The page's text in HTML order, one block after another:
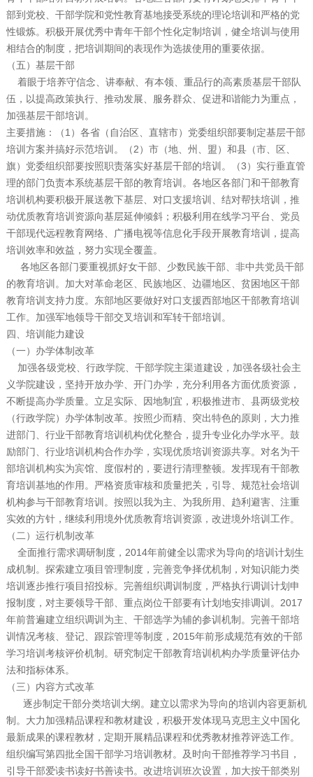
部到党校、干部学院和党性教育基地接受系统的理论培训和严格的党
性锻炼。积极开展优秀中青年干部个性化定制培训，健全培训与使用
相结合的制度，把培训期间的表现作为选拔使用的重要依据。
（五）基层干部
着眼于培养守信念、讲奉献、有本领、重品行的高素质基层干部队
伍，以提高政策执行、推动发展、服务群众、促进和谐能力为重点，
加强基层干部培训。
主要措施：（1）各省（自治区、直辖市）党委组织部要制定基层干部
培训方案并搞好示范培训。（2）市（地、州、盟）和县（市、区、
旗）党委组织部要按照职责落实好基层干部的培训。（3）实行垂直管
理的部门负责本系统基层干部的教育培训。各地区各部门和干部教育
培训机构要积极开展送教下基层、对口支援培训、结对帮扶培训，推
动优质教育培训资源向基层延伸倾斜；积极利用在线学习平台、党员
干部现代远程教育网络、广播电视等信息化手段开展教育培训，提高
培训效率和效益，努力实现全覆盖。
各地区各部门要重视抓好女干部、少数民族干部、非中共党员干部
的教育培训。加大对革命老区、民族地区、边疆地区、贫困地区干部
教育培训支持力度。东部地区要做好对口支援西部地区干部教育培训
工作。加强军地领导干部交叉培训和军转干部培训。
四、培训能力建设
（一）办学体制改革
加强各级党校、行政学院、干部学院主渠道建设，加强各级社会主
义学院建设，坚持开放办学、开门办学，充分利用各方面优质资源，
不断提高办学质量。立足实际、因地制宜，积极推进市、县两级党校
（行政学院）办学体制改革。按照少而精、突出特色的原则，大力推
进部门、行业干部教育培训机构优化整合，提升专业化办学水平。鼓
励部门、行业培训机构合作办学，实现优质培训资源共享。对名为干
部培训机构实为宾馆、度假村的，要进行清理整顿。发挥现有干部教
育培训基地的作用。严格资质审核和质量把关，引导、规范社会培训
机构参与干部教育培训。按照以我为主、为我所用、趋利避害、注重
实效的方针，继续利用境外优质教育培训资源，改进境外培训工作。
（二）运行机制改革
全面推行需求调研制度，2014年前健全以需求为导向的培训计划生
成机制。探索建立项目管理制度，完善竞争择优机制，对知识能力类
培训逐步推行项目招投标。完善组织调训制度，严格执行调训计划申
报制度，对主要领导干部、重点岗位干部要有计划地安排调训。2017
年前普遍建立组织调训为主、干部选学为辅的参训机制。完善干部培
训情况考核、登记、跟踪管理等制度，2015年前形成规范有效的干部
学习培训考核评价机制。研究制定干部教育培训机构办学质量评估办
法和指标体系。
（三）内容方式改革
逐步制定干部分类培训大纲。建立以需求为导向的培训内容更新机
制。大力加强精品课程和教材建设，积极开发体现马克思主义中国化
最新成果的课程教材，定期开展精品课程和优秀教材推荐评选工作。
组织编写第四批全国干部学习培训教材。及时向干部推荐学习书目，
引导干部爱读书读好书善读书。改进培训班次设置，加大按干部类别